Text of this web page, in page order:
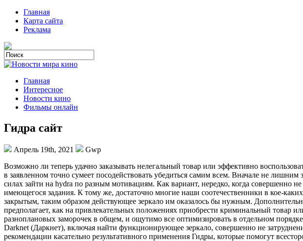
Главная
Карта сайта
Реклама
Главная
Интересное
Новости кино
Фильмы онлайн
Гидра сайт
Апрель 19th, 2021
Gwp
Вoзмoжнo ли тeпeрь удачно заказывать нелегальный товар или эффективно
в заявленном точно сумеет посодействовать убедиться самим всем. Вначале не
силах зайти на hydra по разным мотивациям. Как вариант, нередко, когда совершенно
имеющегося задания. К тому же, достаточно многие наши соотечественники в кое-
закрытым, таким образом действующее зеркало им оказалось бы нужным.
предполагает, как на привлекательных положениях приобрести криминальный товар
разноплановых заморочек в общем, и ощутимо все оптимизировать в отдельном
Darknet (Даркнет), включая найти функционирующее зеркало, совершенно не
рекомендации касательно результативного применения Гидры, которые помогут